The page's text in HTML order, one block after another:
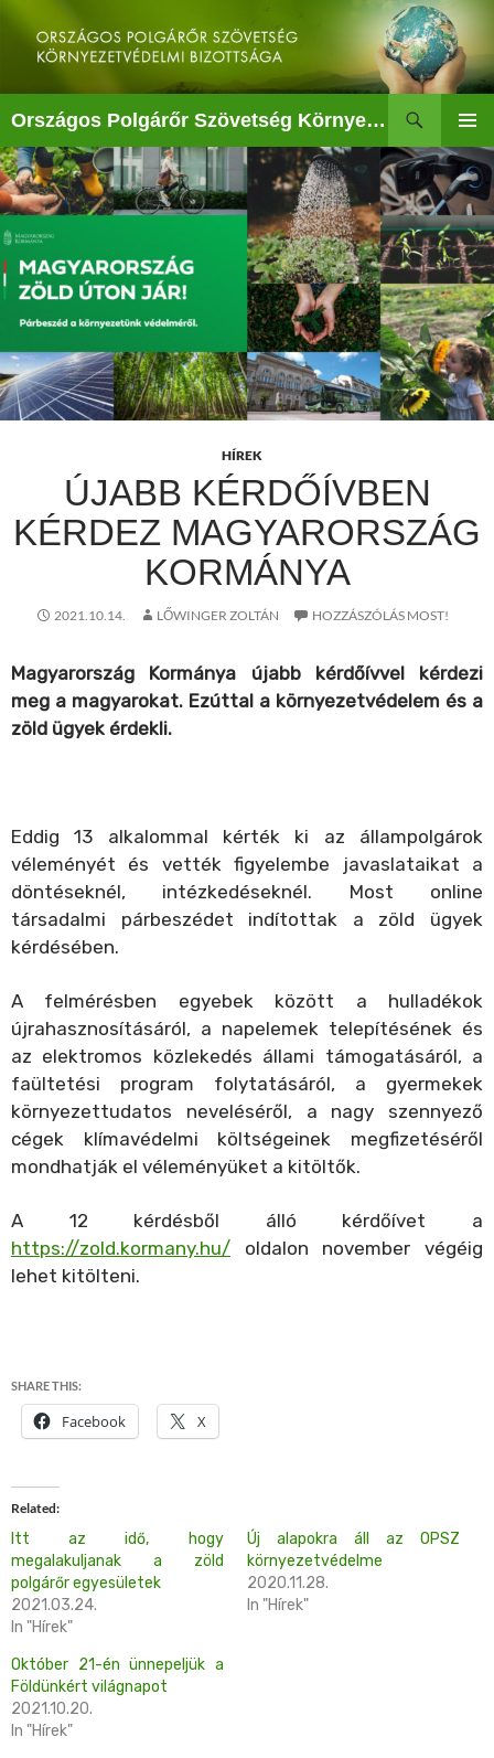
tartalomba
Országos Polgárőr Szövetség Környezetvédelmi Bizottsága
MENÜ
HÍREK
ÚJABB KÉRDŐÍVBEN
KÉRDEZ MAGYARORSZÁG
KORMÁNYA
2021.10.14. LŐWINGER ZOLTÁN HOZZÁSZÓLÁS MOST!
Magyarország Kormánya újabb kérdőívvel kérdezi
meg a magyarokat. Ezúttal a környezetvédelem és a
zöld ügyek érdekli.
Eddig 13 alkalommal kérték ki az állampolgárok
véleményét és vették figyelembe javaslataikat a
döntéseknél, intézkedéseknél. Most online
társadalmi párbeszédet indítottak a zöld ügyek
kérdésében.
A felmérésben egyebek között a hulladékok
újrahasznosításáról, a napelemek telepítésének és
az elektromos közlekedés állami támogatásáról, a
faültetési program folytatásáról, a gyermekek
környezettudatos neveléséről, a nagy szennyező
cégek klímavédelmi költségeinek megfizetéséről
mondhatják el véleményüket a kitöltők.
A 12 kérdésből álló kérdőívet a
https://zold.kormany.hu/ oldalon november végéig
lehet kitölteni.
SHARE THIS:
Facebook X
Related
Itt az idő, hogy
megalakuljanak a zöld
polgárőr egyesületek
2021.03.24.
In "Hírek"
Új alapokra áll az OPSZ
környezetvédelme
2020.11.28.
In "Hírek"
Október 21-én ünnepeljük a
Földünkért világnapot
2021.10.20.
In "Hírek"